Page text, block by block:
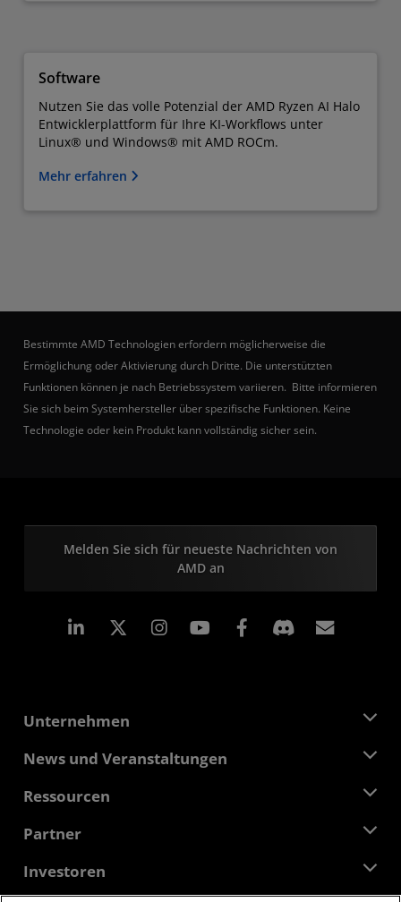
Software
Nutzen Sie das volle Potenzial der AMD Ryzen AI Halo
Entwicklerplattform für Ihre KI-Workflows unter
Linux® und Windows® mit AMD ROCm.
Mehr erfahren
Bestimmte AMD Technologien erfordern möglicherweise die
Ermöglichung oder Aktivierung durch Dritte. Die unterstützten
Funktionen können je nach Betriebssystem variieren. Bitte informieren
Sie sich beim Systemhersteller über spezifische Funktionen. Keine
Technologie oder kein Produkt kann vollständig sicher sein.
Melden Sie sich für neueste Nachrichten von
AMD an
LinkedIn Instagram Facebook
Unternehmen
Über AMD
Verantwortung
Kontakt
News und Veranstaltungen
Pressebereich
Mediathek
Ressourcen
Developer Central
Fallstudien
Partner
AMD Partner Hub
Autorisierte Händler
Investoren